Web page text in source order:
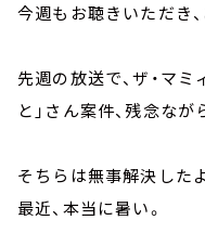
今週もお聴きいただき
先週の放送で、ザ・マ
と」さん案件、残念なが
そちらは無事解決した
最近、本当に暑い。